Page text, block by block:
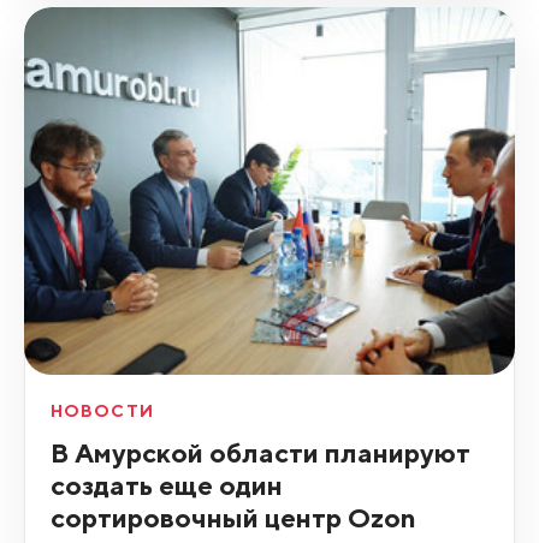
НОВОСТИ
В Амурской области планируют
создать еще один
сортировочный центр Ozon